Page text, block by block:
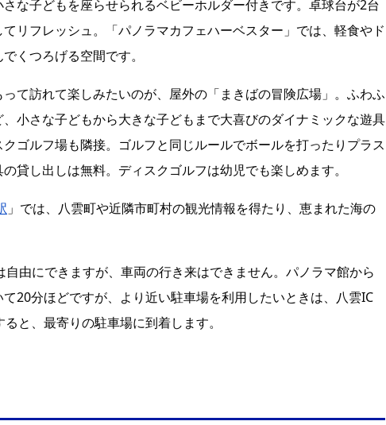
な子どもを座らせられるベビーホルダー付きです。卓球台が2台
リフレッシュ。「パノラマカフェハーベスター」では、軽食やド
くつろげる空間です。
て訪れて楽しみたいのが、屋外の「まきばの冒険広場」。ふわふ
小さな子どもから大きな子どもまで大喜びのダイナミックな遊具
ゴルフ場も隣接。ゴルフと同じルールでボールを打ったりプラス
貸し出しは無料。ディスクゴルフは幼児でも楽しめます。
」では、八雲町や近隣市町村の観光情報を得たり、恵まれた海の
由にできますが、車両の行き来はできません。パノラマ館から
20分ほどですが、より近い駐車場を利用したいときは、八雲IC
と、最寄りの駐車場に到着します。